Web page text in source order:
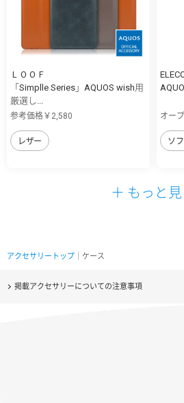
ＬＯＯＦ
「Simplle Series」AQUOS wish用
厳選し...
参考価格￥2,580
レザー
オー
ソ
＋ もっと
アクセサリートップ ｜ケース
掲載アクセサリーについての注意事項